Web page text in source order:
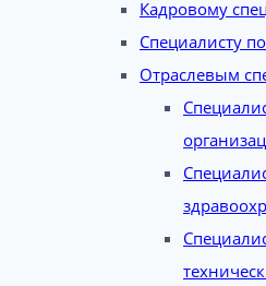
Кадровому
Специалисту
Отраслевым